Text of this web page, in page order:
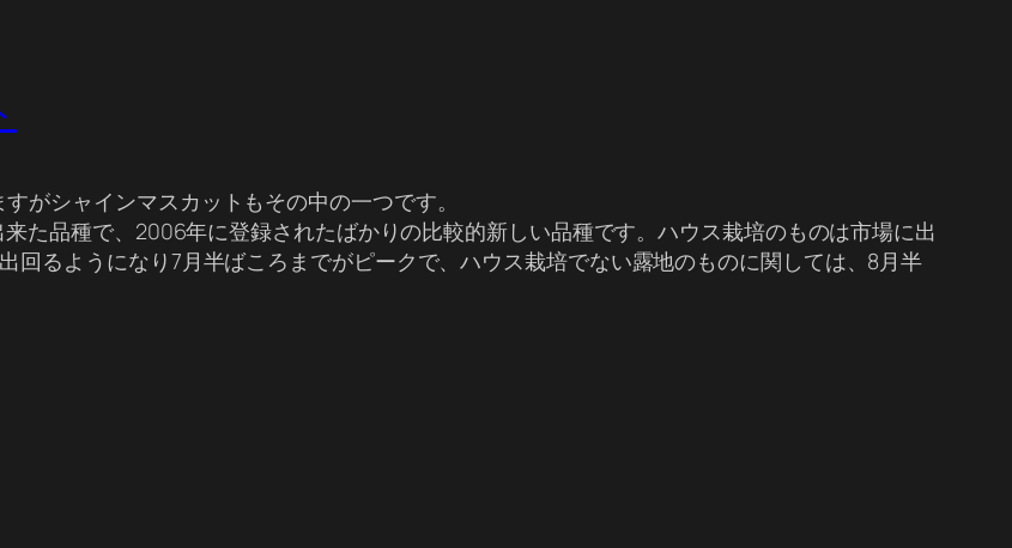
がシャインマスカットもその中の一つです。
た品種で、2006年に登録されたばかりの比較的新しい品種です。ハウス栽培のものは市場に出
回るようになり7月半ばころまでがピークで、ハウス栽培でない露地のものに関しては、8月半